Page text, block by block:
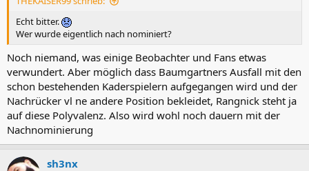
Echt bitter.
Wer wurde eigentlich nach nominiert?
Noch niemand, was einige Beobachter und Fans etwas
verwundert. Aber möglich dass Baumgartners Ausfall mit den
schon bestehenden Kaderspielern aufgegangen wird und der
Nachrücker vl ne andere Position bekleidet, Rangnick steht ja
auf diese Polyvalenz. Also wird wohl noch dauern mit der
Nachnominierung
sh3nx